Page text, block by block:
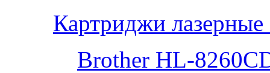
Картриджи
Brother HL-